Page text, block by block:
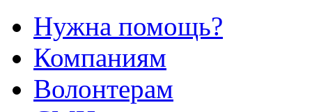
Нужна помощь?
Компаниям
Волонтерам